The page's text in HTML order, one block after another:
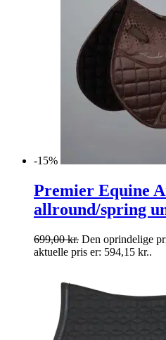
-15%
Premier Equine
allround/spring
699,00kr. Den oprindelige
aktuelle pris er: 594,15 kr..